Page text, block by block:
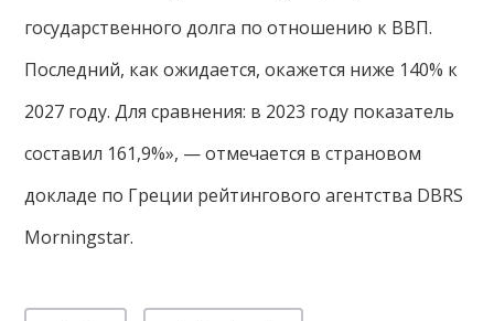
государственного долга по отношению к ВВП.
Последний, как ожидается, окажется ниже 140% к
2027 году. Для сравнения: в 2023 году показатель
составил 161,9%», — отмечается в страновом
докладе по Греции рейтингового агентства DBRS
Morningstar.